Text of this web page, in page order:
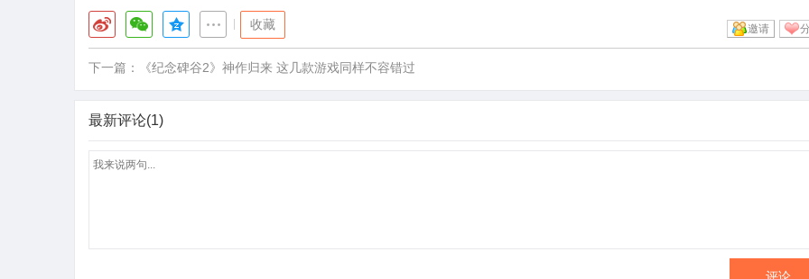
收藏 邀请
下一篇： 《纪念碑谷2》神作归来 这几款游戏同样不容错过
最新评论(1)
评论